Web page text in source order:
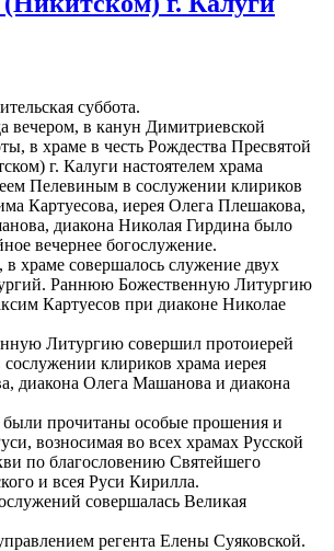
суббота.
вечером, в канун Димитриевской
в храме в честь Рождества Пресвятой
г. Калуги настоятелем храма
Пелевиным в сослужении клириков
Картуесова, иерея Олега Плешакова,
диакона Николая Гирдина было
вечернее богослужение.
в храме совершалось служение двух
Раннюю Божественную Литургию
Картуесов при диаконе Николае
Литургию совершил протоиерей
клириков храма иерея
диакона Олега Машанова и диакона
были прочитаны особые прошения и
возносимая во всех храмах Русской
по благословению Святейшего
и всея Руси Кирилла.
совершалась Великая
регента Елены Суяковской.